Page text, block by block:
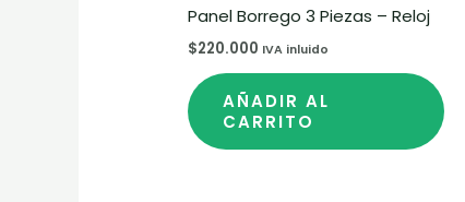
Panel Borrego 3 Piezas – Reloj
$220.000 IVA inluido
AÑADIR AL
CARRITO